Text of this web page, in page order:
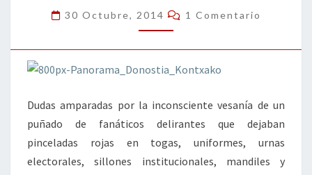
30 Octubre, 2014 Comentarios
1 Comentario
Dudas amparadas por la inconsciente vesanía de un
puñado de fanáticos delirantes que dejaban
pinceladas rojas en togas, uniformes, urnas
electorales, sillones institucionales, mandiles y